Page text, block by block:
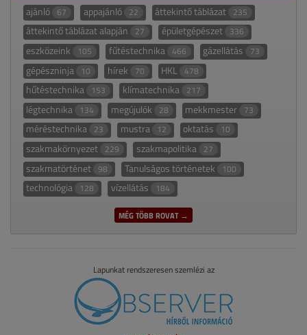
ajánló 67 appajánló 22 áttekintő táblázat 235
áttekintő táblázat alapján 27 épületgépészet 336
eszközeink 105 fűtéstechnika 466 gázellátás 73
gépészninja 10 hírek 70 HKL 478
hűtéstechnika 153 klímatechnika 217
légtechnika 134 megújulók 28 mekkmester 73
méréstechnika 23 mustra 12 oktatás 10
szakmakörnyezet 229 szakmapolitika 27
szakmatörténet 98 Tanulságos történetek 100
technológia 128 vízellátás 184
MÉG TÖBB ROVAT →
Lapunkat rendszeresen szemlézi az